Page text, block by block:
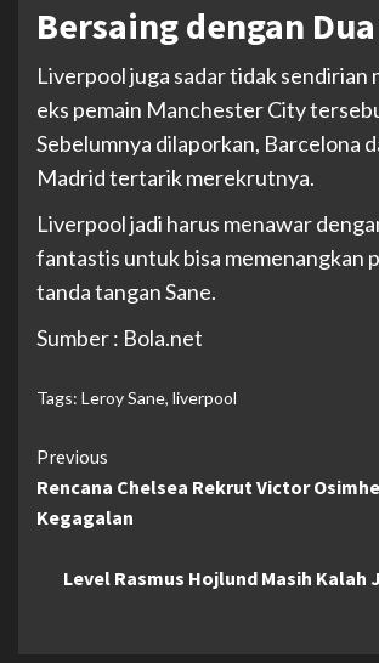
Bersaing dengan
Liverpool juga sadar tidak sendirian
eks pemain Manchester City
Sebelumnya dilaporkan, Barcelona
Madrid tertarik merekrutnya.
Liverpool jadi harus menawar
fantastis untuk bisa memenangkan
tanda tangan Sane.
Sumber : Bola.net
Tags: Leroy Sane, liverpool
Continue
Reading
Previous
Rencana Chelsea Rekrut Victor
Kegagalan
Level Rasmus Hojlund Masih Kalah